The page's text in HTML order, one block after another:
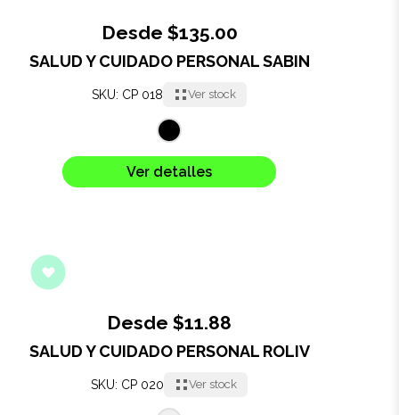
Ecológicos
Regalos corporativos
Antiestrés
Herramientas
Hogar
Desde $135.00
SALUD Y CUIDADO PERSONAL SABIN
SKU: CP 018 Ver stock
Ver detalles
Desde $11.88
SALUD Y CUIDADO PERSONAL ROLIV
SKU: CP 020 Ver stock